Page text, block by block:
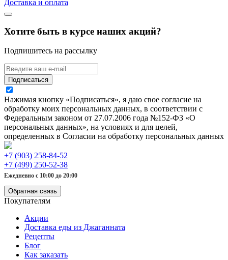
Доставка и оплата
Хотите быть в курсе наших акций?
Подпишитесь на рассылку
Подписаться
Нажимая кнопку «Подписаться», я даю свое согласие на
обработку моих персональных данных, в соответствии с
Федеральным законом от 27.07.2006 года №152-ФЗ «О
персональных данных», на условиях и для целей,
определенных в Согласии на обработку персональных данных
+7 (903) 258-84-52
+7 (499) 250-52-38
Ежедневно с 10:00 до 20:00
Обратная связь
Покупателям
Акции
Доставка еды из Джаганната
Рецепты
Блог
Как заказать